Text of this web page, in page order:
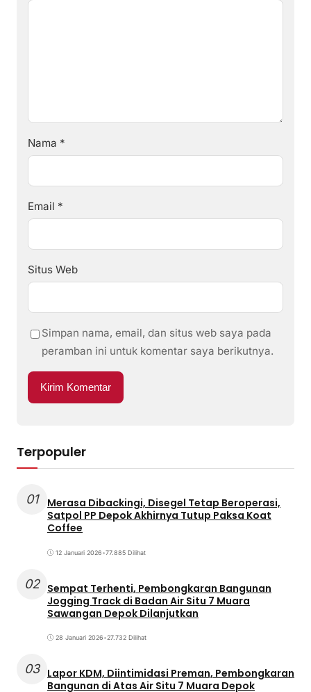
Nama *
Email *
Situs Web
Simpan nama, email, dan situs web saya pada
peramban ini untuk komentar saya berikutnya.
Terpopuler
01
Merasa Dibackingi, Disegel Tetap Beroperasi,
Satpol PP Depok Akhirnya Tutup Paksa Koat
Coffee
12 Januari 2026•77.885 Dilihat
02 Sempat Terhenti, Pembongkaran Bangunan
Jogging Track di Badan Air Situ 7 Muara
Sawangan Depok Dilanjutkan
28 Januari 2026•27.732 Dilihat
03 Lapor KDM, Diintimidasi Preman, Pembongkaran
Bangunan di Atas Air Situ 7 Muara Depok